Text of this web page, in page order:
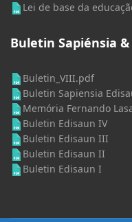
Lei de base da
Buletin Sapiénsia
Buletin_VIII.pdf
Buletin Sapiensia
Memória Fernando
Buletin Edisaun IV
Buletin Edisaun III
Buletin Edisaun II
Buletin Edisaun I